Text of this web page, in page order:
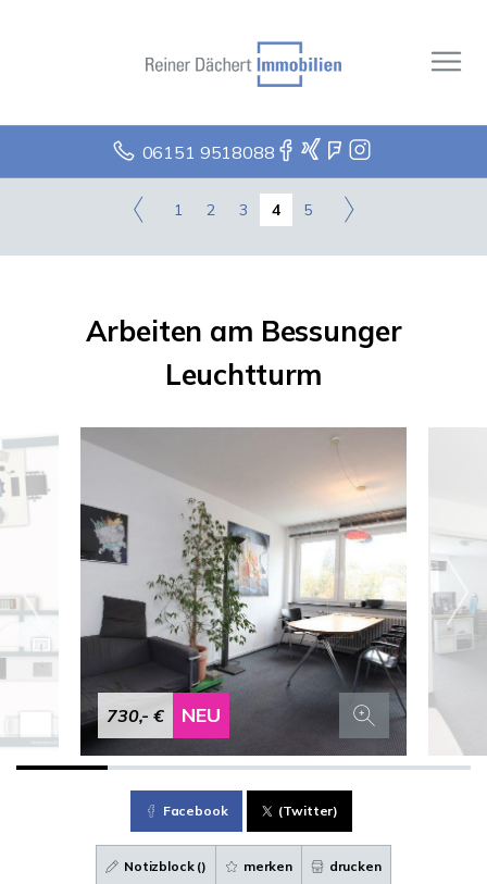
06151 9518088
1 2 3 4 5
Arbeiten am Bessunger
Leuchtturm
730,- € NEU
Facebook (Twitter)
Notizblock () merken drucken